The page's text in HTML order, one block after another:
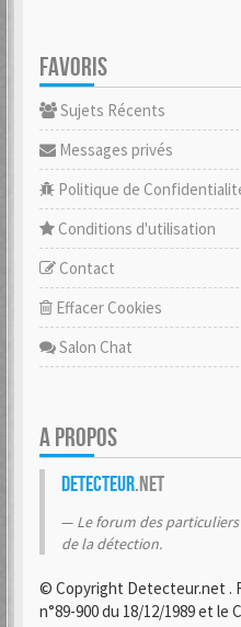
FAVORIS
Sujets Récents
Messages privés
Politique de
Conditions d'utilisation
Contact
Effacer Cookies
Salon Chat
A PROPOS
Detecteur.net
Le forum des
de la détection.
© Copyright Detecteur.net .
n°89-900 du 18/12/1989 et le